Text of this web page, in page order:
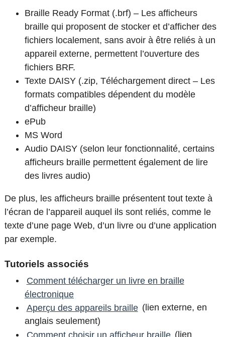
Braille Ready Format (.brf) – Les afficheurs
braille qui proposent de stocker et d’afficher des
fichiers localement, sans avoir à être reliés à un
appareil externe, permettent l’ouverture des
fichiers BRF.
Texte DAISY (.zip, Téléchargement direct – Les
formats compatibles dépendent du modèle
d’afficheur braille)
ePub
MS Word
Audio DAISY (selon leur fonctionnalité, certains
afficheurs braille permettent également de lire
des livres audio)
De plus, les afficheurs braille présentent tout texte à
l’écran de l’appareil auquel ils sont reliés, comme le
texte d’une page Web, d’un livre ou d’une application
par exemple.
Tutoriels associés
Comment télécharger un livre en braille
électronique
Aperçu des appareils braille (lien externe, en
anglais seulement)
Comment choisir un afficheur braille (lien